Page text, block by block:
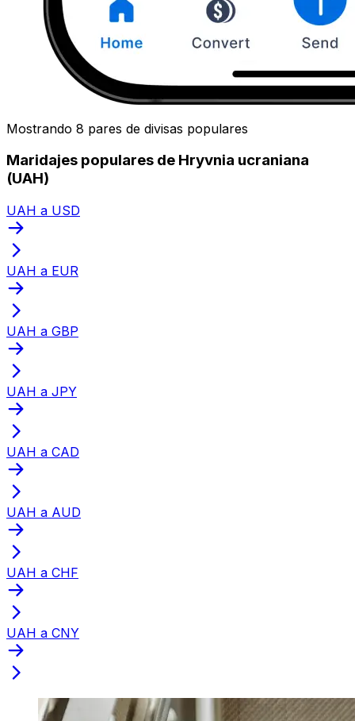
Mostrando 8 pares de divisas populares
Maridajes populares de Hryvnia ucraniana
(UAH)
UAH a USD
UAH a EUR
UAH a GBP
UAH a JPY
UAH a CAD
UAH a AUD
UAH a CHF
UAH a CNY